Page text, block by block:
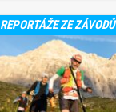
REPORTÁŽE ZE ZÁVODŮ